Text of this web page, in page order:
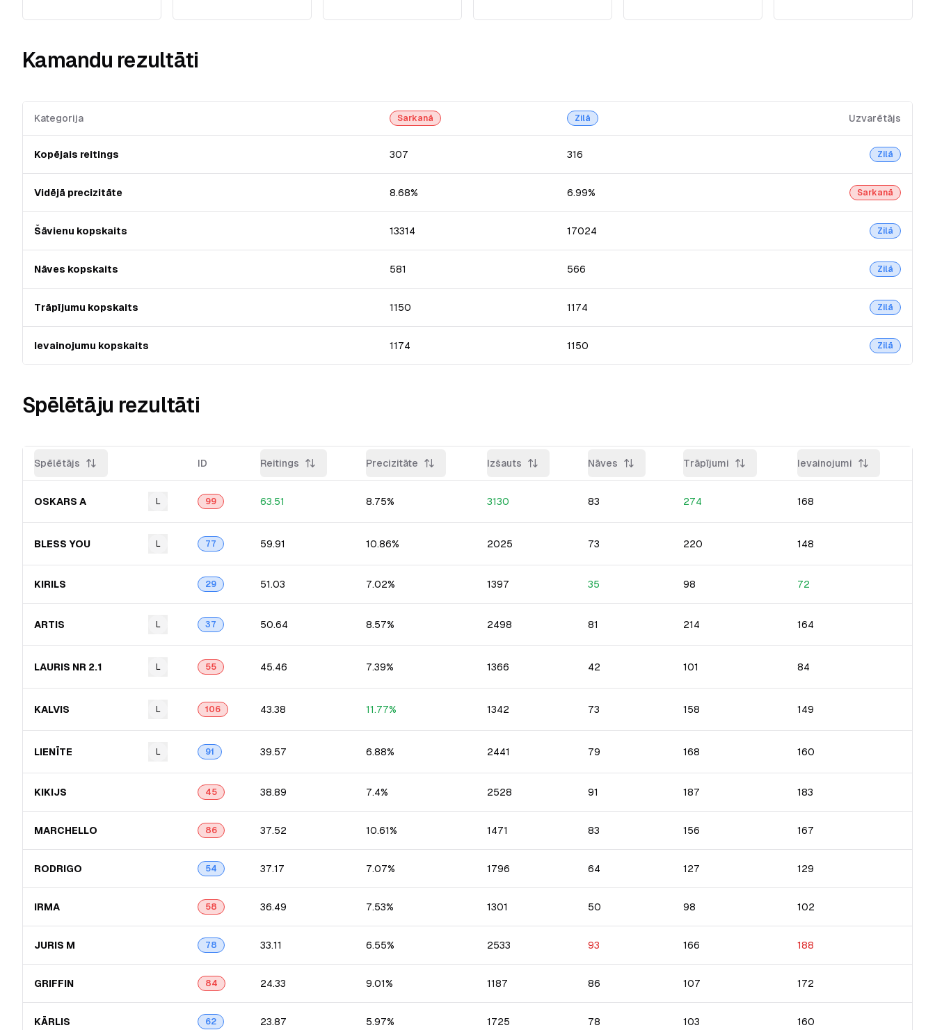
Kamandu rezultāti
Kategorija Sarkanā Zilā Uzvarētājs
Kopējais reitings 307 316 Zilā
Vidējā precizitāte 8.68% 6.99% Sarkanā
Šāvienu kopskaits 13314 17024 Zilā
Nāves kopskaits 581 566 Zilā
Trāpījumu kopskaits 1150 1174 Zilā
Ievainojumu kopskaits 1174 1150 Zilā
Spēlētāju rezultāti
Spēlētājs ID Reitings Precizitāte Izšauts Nāves Trāpījumi Ievainojumi
OSKARS A L 99 63.51 8.75% 3130 83 274 168
BLESS YOU L 77 59.91 10.86% 2025 73 220 148
KIRILS 29 51.03 7.02% 1397 35 98 72
ARTIS L 37 50.64 8.57% 2498 81 214 164
LAURIS NR 2.1 L 55 45.46 7.39% 1366 42 101 84
KALVIS L 106 43.38 11.77% 1342 73 158 149
LIENĪTE L 91 39.57 6.88% 2441 79 168 160
KIKIJS 45 38.89 7.4% 2528 91 187 183
MARCHELLO 86 37.52 10.61% 1471 83 156 167
RODRIGO 54 37.17 7.07% 1796 64 127 129
IRMA 58 36.49 7.53% 1301 50 98 102
JURIS M 78 33.11 6.55% 2533 93 166 188
GRIFFIN 84 24.33 9.01% 1187 86 107 172
KĀRLIS 62 23.87 5.97% 1725 78 103 160